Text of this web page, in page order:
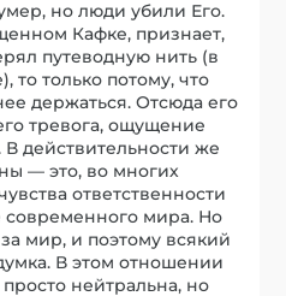
но люди убили Его.
Кафке, признает,
путеводную нить (в
только потому, что
держаться. Отсюда его
тревога, ощущение
В действительности же
— это, во многих
ответственности
современного мира. Но
мир, и поэтому всякий
В этом отношении
нейтральна, но